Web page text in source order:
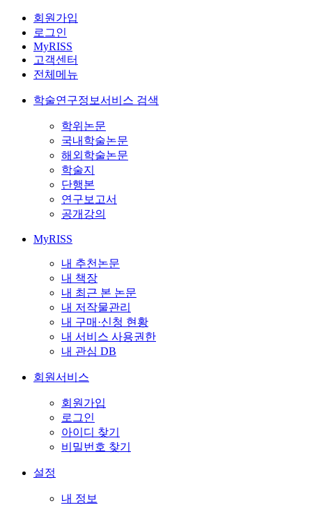
회원가입
로그인
MyRISS
고객센터
전체메뉴
학술연구정보서비스 검색
학위논문
국내학술논문
해외학술논문
학술지
단행본
연구보고서
공개강의
MyRISS
내 추천논문
내 책장
내 최근 본 논문
내 저작물관리
내 구매·신청 현황
내 서비스 사용권한
내 관심 DB
회원서비스
회원가입
로그인
아이디 찾기
비밀번호 찾기
설정
내 정보